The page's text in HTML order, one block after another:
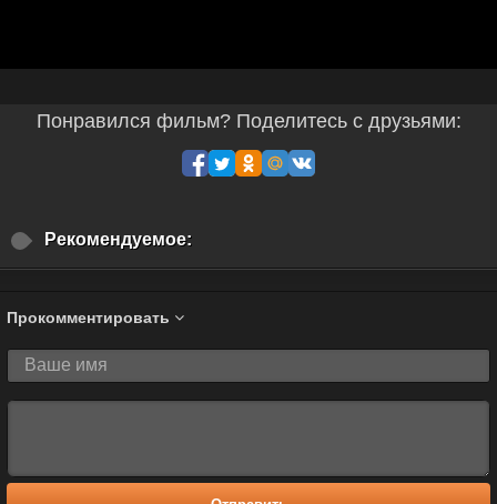
Понравился фильм? Поделитесь с друзьями:
Рекомендуемое:
Прокомментировать